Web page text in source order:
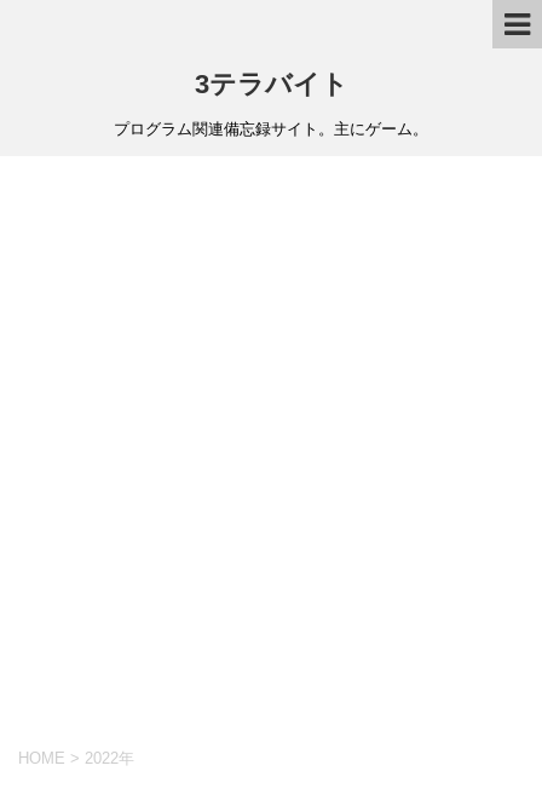
3テラバイト
プログラム関連備忘録サイト。主にゲーム。
HOME > 2022年